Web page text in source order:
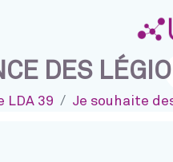
DES
LDA 39 Je souhaite